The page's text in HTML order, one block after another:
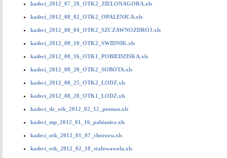
kadeci_2012_07_28_OTK2_ZIELONAGORA.xls
kadeci_2012_08_02_OTK2_OPALENICA.xls
kadeci_2012_08_04_OTK2_SZCZAWNOZDROJ.xls
kadeci_2012_08_10_OTK2_SWIDNIK.xls
kadeci_2012_08_16_OTK1_POBIEDZISKA.xls
kadeci_2012_08_20_OTK2_SOBOTA.xls
kadeci_2012_08_25_OTK2_LODZ.xls
kadeci_2012_08_28_OTK1_LODZ.xls
kadeci_dz_otk_2012_02_12_poznan.xls
kadeci_mp_2012_01_16_pabianice.xls
kadeci_otk_2012_01_07_chorzow.xls
kadeci_otk_2012_02_10_stalowawola.xls